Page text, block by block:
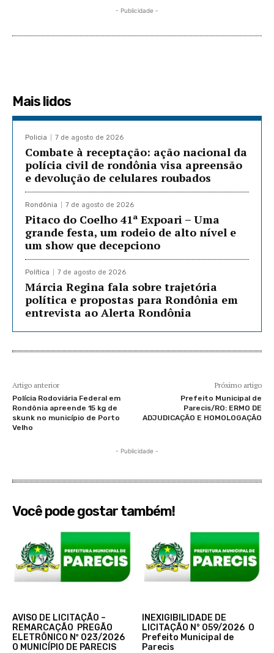
- Publicidade -
Mais lidos
Policia 7 de agosto de 2026
Combate à receptação: ação nacional da
polícia civil de rondônia visa apreensão
e devolução de celulares roubados
Rondônia 7 de agosto de 2026
Pitaco do Coelho 41ª Expoari – Uma
grande festa, um rodeio de alto nível e
um show que decepciono
Política 7 de agosto de 2026
Márcia Regina fala sobre trajetória
política e propostas para Rondônia em
entrevista ao Alerta Rondônia
Artigo anterior
Polícia Rodoviária Federal em
Rondônia apreende 15 kg de
skunk no município de Porto
Velho
Próximo artigo
Prefeito Municipal de
Parecis/RO: ERMO DE
ADJUDICAÇÃO E HOMOLOGAÇÃO
- Publicidade -
Você pode gostar também!
AVISO DE LICITAÇÃO –
REMARCAÇÃO PREGÃO
ELETRÔNICO Nº 023/2026
O MUNICÍPIO DE PARECIS
INEXIGIBILIDADE DE
LICITAÇÃO N° 059/2026 O
Prefeito Municipal de
Parecis